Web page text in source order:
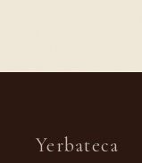
Yerbateca